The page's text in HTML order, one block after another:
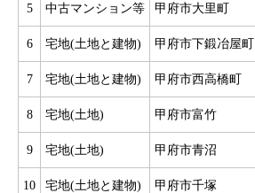
5 中古マンション等 甲府市大里町
6 宅地(土地と建物) 甲府市下鍛冶屋町
7 宅地(土地と建物) 甲府市西高橋町
8 宅地(土地) 甲府市富竹
9 宅地(土地) 甲府市青沼
10 宅地(土地と建物) 甲府市千塚